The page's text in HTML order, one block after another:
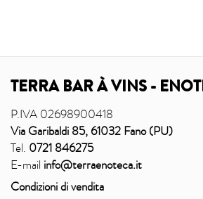
TERRA BAR À VINS -
P.IVA 02698900418
Via Garibaldi 85, 61032 Fano (PU)
Tel. 0721 846275
E-mail info@terraenoteca.it
Condizioni di vendita